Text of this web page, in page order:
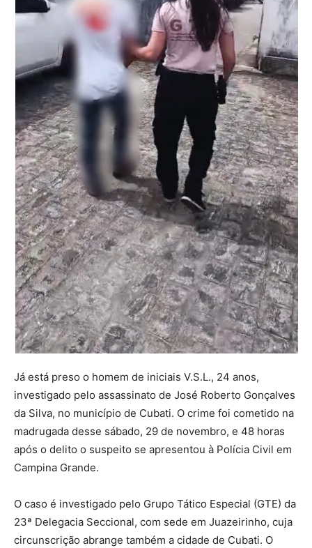
Já está preso o homem de iniciais V.S.L., 24 anos,
investigado pelo assassinato de José Roberto Gonçalves
da Silva, no município de Cubati. O crime foi cometido na
madrugada desse sábado, 29 de novembro, e 48 horas
após o delito o suspeito se apresentou à Polícia Civil em
Campina Grande.
O caso é investigado pelo Grupo Tático Especial (GTE) da
23ª Delegacia Seccional, com sede em Juazeirinho, cuja
circunscrição abrange também a cidade de Cubati. O